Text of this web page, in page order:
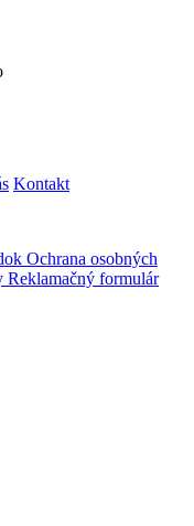
Kontakt
Ochrana osobných
Reklamačný formulár